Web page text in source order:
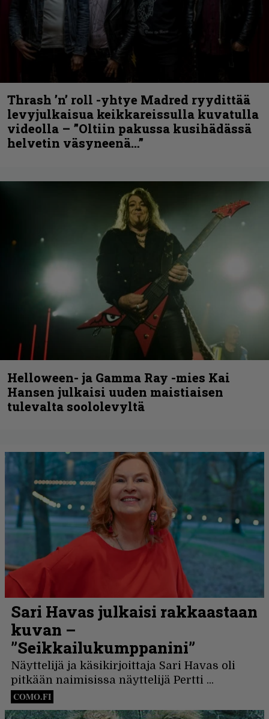
Thrash ’n’ roll -yhtye Madred ryydittää
levyjulkaisua keikkareissulla kuvatulla
videolla – ”Oltiin pakussa kusihädässä
helvetin väsyneenä…”
Helloween- ja Gamma Ray -mies Kai
Hansen julkaisi uuden maistiaisen
tulevalta soololevyltä